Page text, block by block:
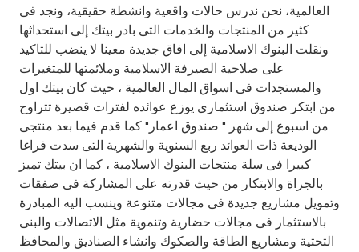
العالمية، نحن ندرس حالات واقعية وانشطة حقيقية، ونجد فى
كثير من المنتجات والخدمات التى بادر بيتك إلى استحداثها
ونقلت البنوك الاسلامية إلى افاق جديدة معينا لا ينضب للتاكيد
على صلاحية الصيرفة الاسلامية وملائمتها للمتغيرات
والمستجدات فى اسواق المال العالمية ، حيث كان بيتك اول
من ابتكر صندوق استثمارى يوزع عوائده لفترات قصيرة تتراوح
من اسبوع إلى شهر " صندوق اعمار" كما قدم فيما بعد منتجى
الوديعة ذات العوائد ربع السنوية والشهرية التى سدت فراغا
كبيرا فى سلة منتجات البنوك الاسلامية ، كما ان بيتك تميز
بالجراة والابتكار من حيث قدرته على المشاركة فى صفقات
وتمويل مشاريع جديدة فى مجالات متنوعة وينسب اليه المبادرة
بالاستثمار فى مجالات حضارية وتنموية مثل الاتصالات والبنى
التحتية ومشاريع الطاقة والصكوك وانشاء الصناديق والمحافظ